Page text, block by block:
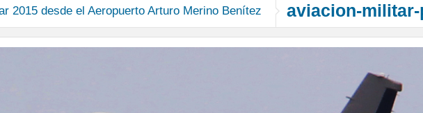
2015 desde el Aeropuerto Arturo Merino Benítez aviacion-militar-